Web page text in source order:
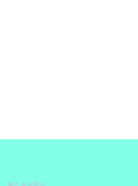
私たちを知る